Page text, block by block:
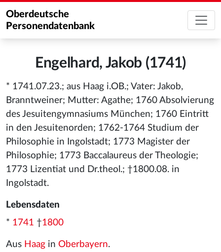
Oberdeutsche
Personendatenbank
Engelhard, Jakob (1741)
* 1741.07.23.; aus Haag i.OB.; Vater: Jakob,
Branntweiner; Mutter: Agathe; 1760 Absolvierung
des Jesuitengymnasiums München; 1760 Eintritt
in den Jesuitenorden; 1762-1764 Studium der
Philosophie in Ingolstadt; 1773 Magister der
Philosophie; 1773 Baccalaureus der Theologie;
1773 Lizentiat und Dr.theol.; †1800.08. in
Ingolstadt.
Lebensdaten
* 1741 †1800
Aus Haag in Oberbayern.